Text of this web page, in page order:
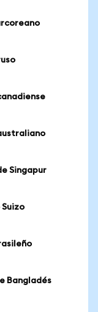
Singapur
Bangladés